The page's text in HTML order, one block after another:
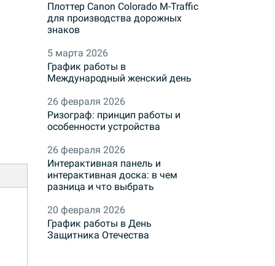
Плоттер Canon Colorado M-Traffic
для производства дорожных
знаков
5 марта 2026
График работы в
Международный женский день
26 февраля 2026
Ризограф: принцип работы и
особенности устройства
26 февраля 2026
Интерактивная панель и
интерактивная доска: в чем
разница и что выбрать
20 февраля 2026
График работы в День
Защитника Отечества